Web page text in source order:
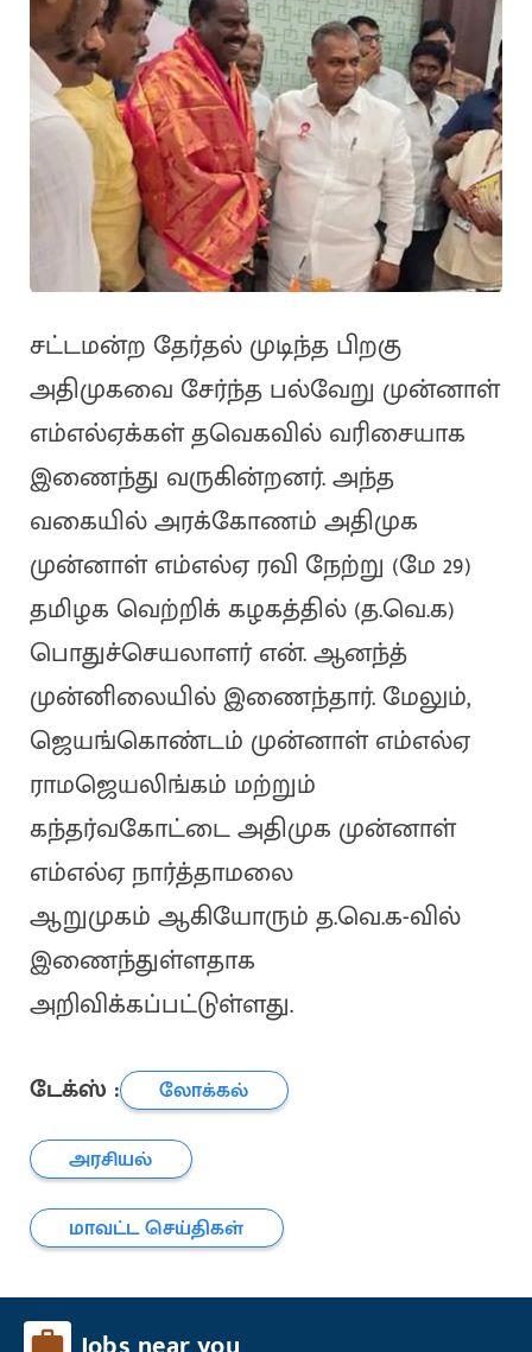
சட்டமன்ற தேர்தல் முடிந்த பிறகு
அதிமுகவை சேர்ந்த பல்வேறு முன்னாள்
எம்எல்ஏக்கள் தவெகவில் வரிசையாக
இணைந்து வருகின்றனர். அந்த
வகையில் அரக்கோணம் அதிமுக
முன்னாள் எம்எல்ஏ ரவி நேற்று (மே 29)
தமிழக வெற்றிக் கழகத்தில் (த.வெ.க)
பொதுச்செயலாளர் என். ஆனந்த்
முன்னிலையில் இணைந்தார். மேலும்,
ஜெயங்கொண்டம் முன்னாள் எம்எல்ஏ
ராமஜெயலிங்கம் மற்றும்
கந்தர்வகோட்டை அதிமுக முன்னாள்
எம்எல்ஏ நார்த்தாமலை
ஆறுமுகம் ஆகியோரும் த.வெ.க-வில்
இணைந்துள்ளதாக
அறிவிக்கப்பட்டுள்ளது.
டேக்ஸ் :
லோக்கல்
அரசியல்
மாவட்ட செய்திகள்